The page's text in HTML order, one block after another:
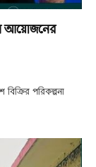
আয়োজনের
বিক্রির পরিকল্পনা